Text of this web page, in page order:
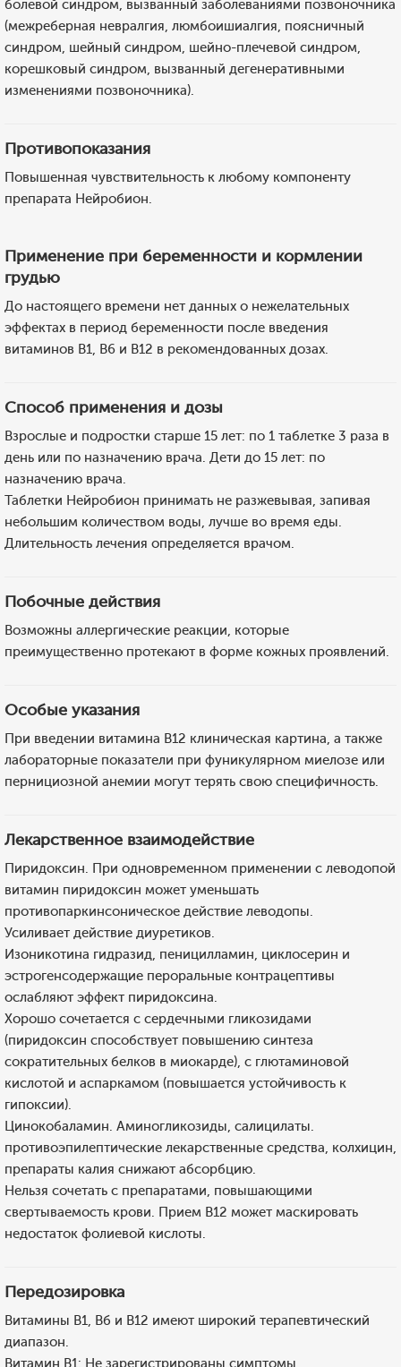
болевой синдром, вызванный заболеваниями позвоночника
(межреберная невралгия, люмбоишиалгия, поясничный
синдром, шейный синдром, шейно-плечевой синдром,
корешковый синдром, вызванный дегенеративными
изменениями позвоночника).
Противопоказания
Повышенная чувствительность к любому компоненту
препарата Нейробион.
Применение при беременности и кормлении
грудью
До настоящего времени нет данных о нежелательных
эффектах в период беременности после введения
витаминов B1, В6 и В12 в рекомендованных дозах.
Способ применения и дозы
Взрослые и подростки старше 15 лет: по 1 таблетке 3 раза в
день или по назначению врача. Дети до 15 лет: по
назначению врача.
Таблетки Нейробион принимать не разжевывая, запивая
небольшим количеством воды, лучше во время еды.
Длительность лечения определяется врачом.
Побочные действия
Возможны аллергические реакции, которые
преимущественно протекают в форме кожных проявлений.
Особые указания
При введении витамина В12 клиническая картина, а также
лабораторные показатели при фуникулярном миелозе или
пернициозной анемии могут терять свою специфичность.
Лекарственное взаимодействие
Пиридоксин. При одновременном применении с леводопой
витамин пиридоксин может уменьшать
противопаркинсоническое действие леводопы.
Усиливает действие диуретиков.
Изоникотина гидразид, пеницилламин, циклосерин и
эстрогенсодержащие пероральные контрацептивы
ослабляют эффект пиридоксина.
Хорошо сочетается с сердечными гликозидами
(пиридоксин способствует повышению синтеза
сократительных белков в миокарде), с глютаминовой
кислотой и аспаркамом (повышается устойчивость к
гипоксии).
Цинокобаламин. Аминогликозиды, салицилаты.
противоэпилептические лекарственные средства, колхицин,
препараты калия снижают абсорбцию.
Нельзя сочетать с препаратами, повышающими
свертываемость крови. Прием В12 может маскировать
недостаток фолиевой кислоты.
Передозировка
Витамины В1, Вб и B12 имеют широкий терапевтический
диапазон.
Витамин В1: Не зарегистрированы симптомы